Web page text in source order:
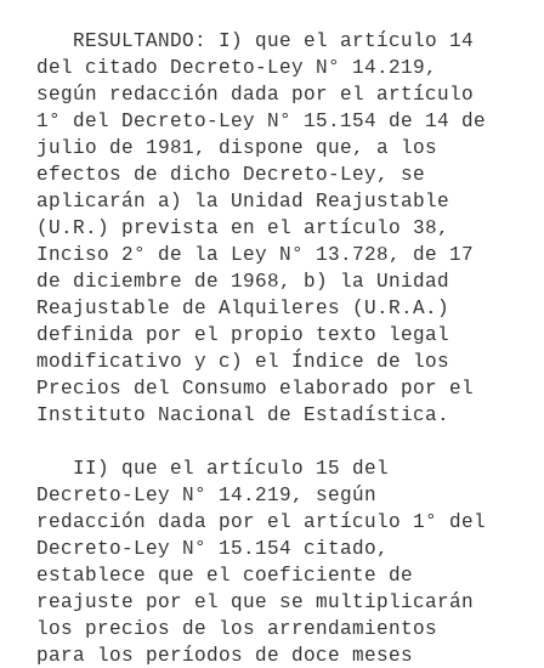
del citado Decreto-Ley N° 14.219,
según redacción dada por el artículo
1° del Decreto-Ley N° 15.154 de 14 de
julio de 1981, dispone que, a los
efectos de dicho Decreto-Ley, se
aplicarán a) la Unidad Reajustable
(U.R.) prevista en el artículo 38,
Inciso 2° de la Ley N° 13.728, de 17
de diciembre de 1968, b) la Unidad
Reajustable de Alquileres (U.R.A.)
definida por el propio texto legal
modificativo y c) el Índice de los
Precios del Consumo elaborado por el
Instituto Nacional de Estadística.
Decreto-Ley N° 14.219, según
redacción dada por el artículo 1° del
Decreto-Ley N° 15.154 citado,
establece que el coeficiente de
reajuste por el que se multiplicarán
los precios de los arrendamientos
para los períodos de doce meses